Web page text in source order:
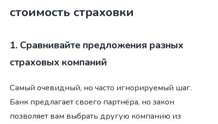
стоимость страховки
1. Сравнивайте предложения разных
страховых компаний
Самый очевидный, но часто игнорируемый шаг.
Банк предлагает своего партнёра, но закон
позволяет вам выбрать другую компанию из